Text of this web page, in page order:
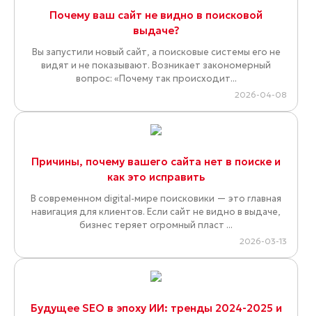
Почему ваш сайт не видно в поисковой
выдаче?
Вы запустили новый сайт, а поисковые системы его не
видят и не показывают. Возникает закономерный
вопрос: «Почему так происходит...
2026-04-08
Причины, почему вашего сайта нет в поиске и
как это исправить
В современном digital-мире поисковики — это главная
навигация для клиентов. Если сайт не видно в выдаче,
бизнес теряет огромный пласт ...
2026-03-13
Будущее SEO в эпоху ИИ: тренды 2024-2025 и